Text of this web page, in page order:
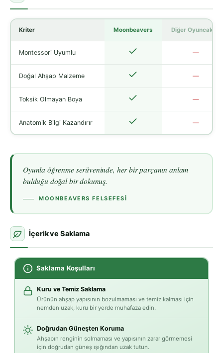
Kriter Moonbeavers Diğer Oyuncaklar
Montessori Uyumlu —
Doğal Ahşap Malzeme —
Toksik Olmayan Boya —
Anatomik Bilgi Kazandırır —
Oyunla öğrenme serüveninde, her bir parçanın anlam
bulduğu doğal bir dokunuş.
MOONBEAVERS FELSEFESI
İçerik ve Saklama
Saklama Koşulları
Kuru ve Temiz Saklama
Ürünün ahşap yapısının bozulmaması ve temiz kalması için
nemden uzak, kuru bir yerde muhafaza edin.
Doğrudan Güneşten Koruma
Ahşabın renginin solmaması ve yapısının zarar görmemesi
için doğrudan güneş ışığından uzak tutun.